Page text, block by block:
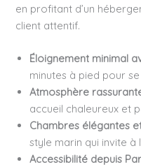
en profitant d’un
client attentif.
Éloignement minimal
minutes à pied pour
Atmosphère
accueil chaleureux et
Chambres élégantes
style marin qui invite à
Accessibilité depuis